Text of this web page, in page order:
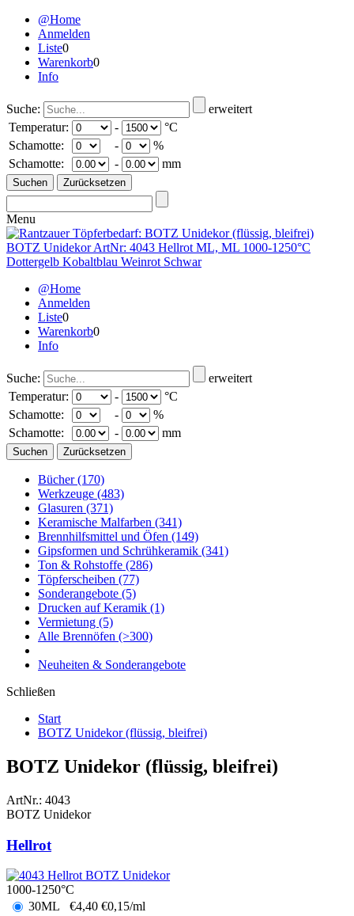
@Home
Anmelden
Liste0
Warenkorb0
Info
Suche:
erweitert
Temperatur:
-
°C
Schamotte:
-
%
Schamotte:
- mm
Menu
@Home
Anmelden
Liste0
Warenkorb0
Info
Suche:
erweitert
Temperatur:
-
°C
Schamotte:
-
%
Schamotte:
- mm
Bücher(170)
Werkzeuge (483)
Glasuren (371)
Keramische Malfarben (341)
Brennhilfsmittel und Öfen (149)
Gipsformen und Schrühkeramik (341)
Ton & Rohstoffe (286)
Töpferscheiben (77)
Sonderangebote (5)
Drucken auf Keramik (1)
Vermietung (5)
Alle Brennöfen (>300)
Neuheiten & Sonderangebote
Schließen
Start
BOTZ Unidekor (flüssig, bleifrei)
BOTZ Unidekor (flüssig, bleifrei)
ArtNr.: 4043
BOTZ Unidekor
Hellrot
1000-1250°C
30ML
€4,40 €0,15/ml